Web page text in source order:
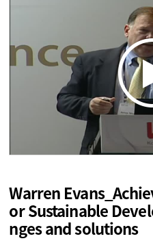
Warren
or Sustainable
nges and solutions